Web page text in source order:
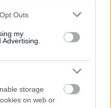
uses one or more Google
You may click to
and its third-party tags to
purposes in below Google
Outs
my
storage
on web or
praznik šoferjev in